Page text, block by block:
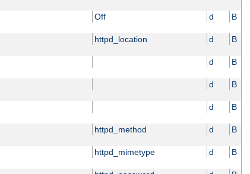
Off d B
httpd_location d B
d B
d B
d B
httpd_method d B
httpd_mimetype d B